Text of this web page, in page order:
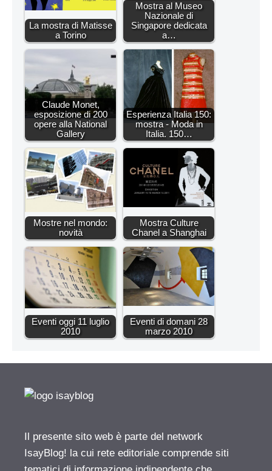
La mostra di Matisse
a Torino
Mostra al Museo
Nazionale di
Singapore dedicata
a…
Claude Monet,
esposizione di 200
opere alla National
Gallery
Esperienza Italia 150:
mostra - Moda in
Italia. 150…
Mostre nel mondo:
novità
Mostra Culture
Chanel a Shanghai
Eventi oggi 11 luglio
2010
Eventi di domani 28
marzo 2010
Il presente sito web è parte del network
IsayBlog! la cui rete editoriale comprende siti